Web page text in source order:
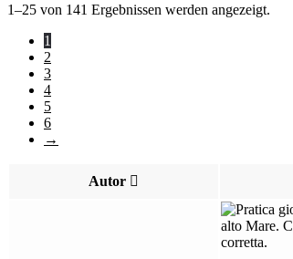
1–25 von 141 Ergebnissen werden angezeigt.
1
2
3
4
5
6
→
Autor